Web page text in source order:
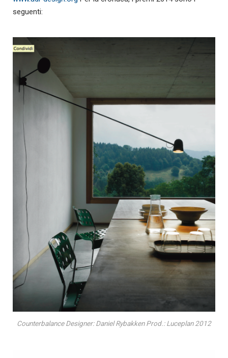
seguenti:
Counterbalance Designer: Daniel Rybakken Prod.: Luceplan 2012